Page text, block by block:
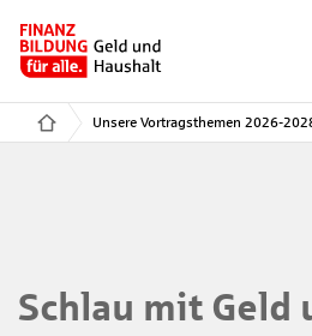
Unsere Vortragsthemen 2026-
Schlau mit Geld